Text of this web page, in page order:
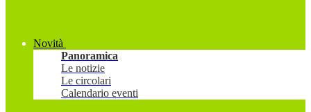
Novità
Panoramica
Le notizie
Le circolari
Calendario eventi